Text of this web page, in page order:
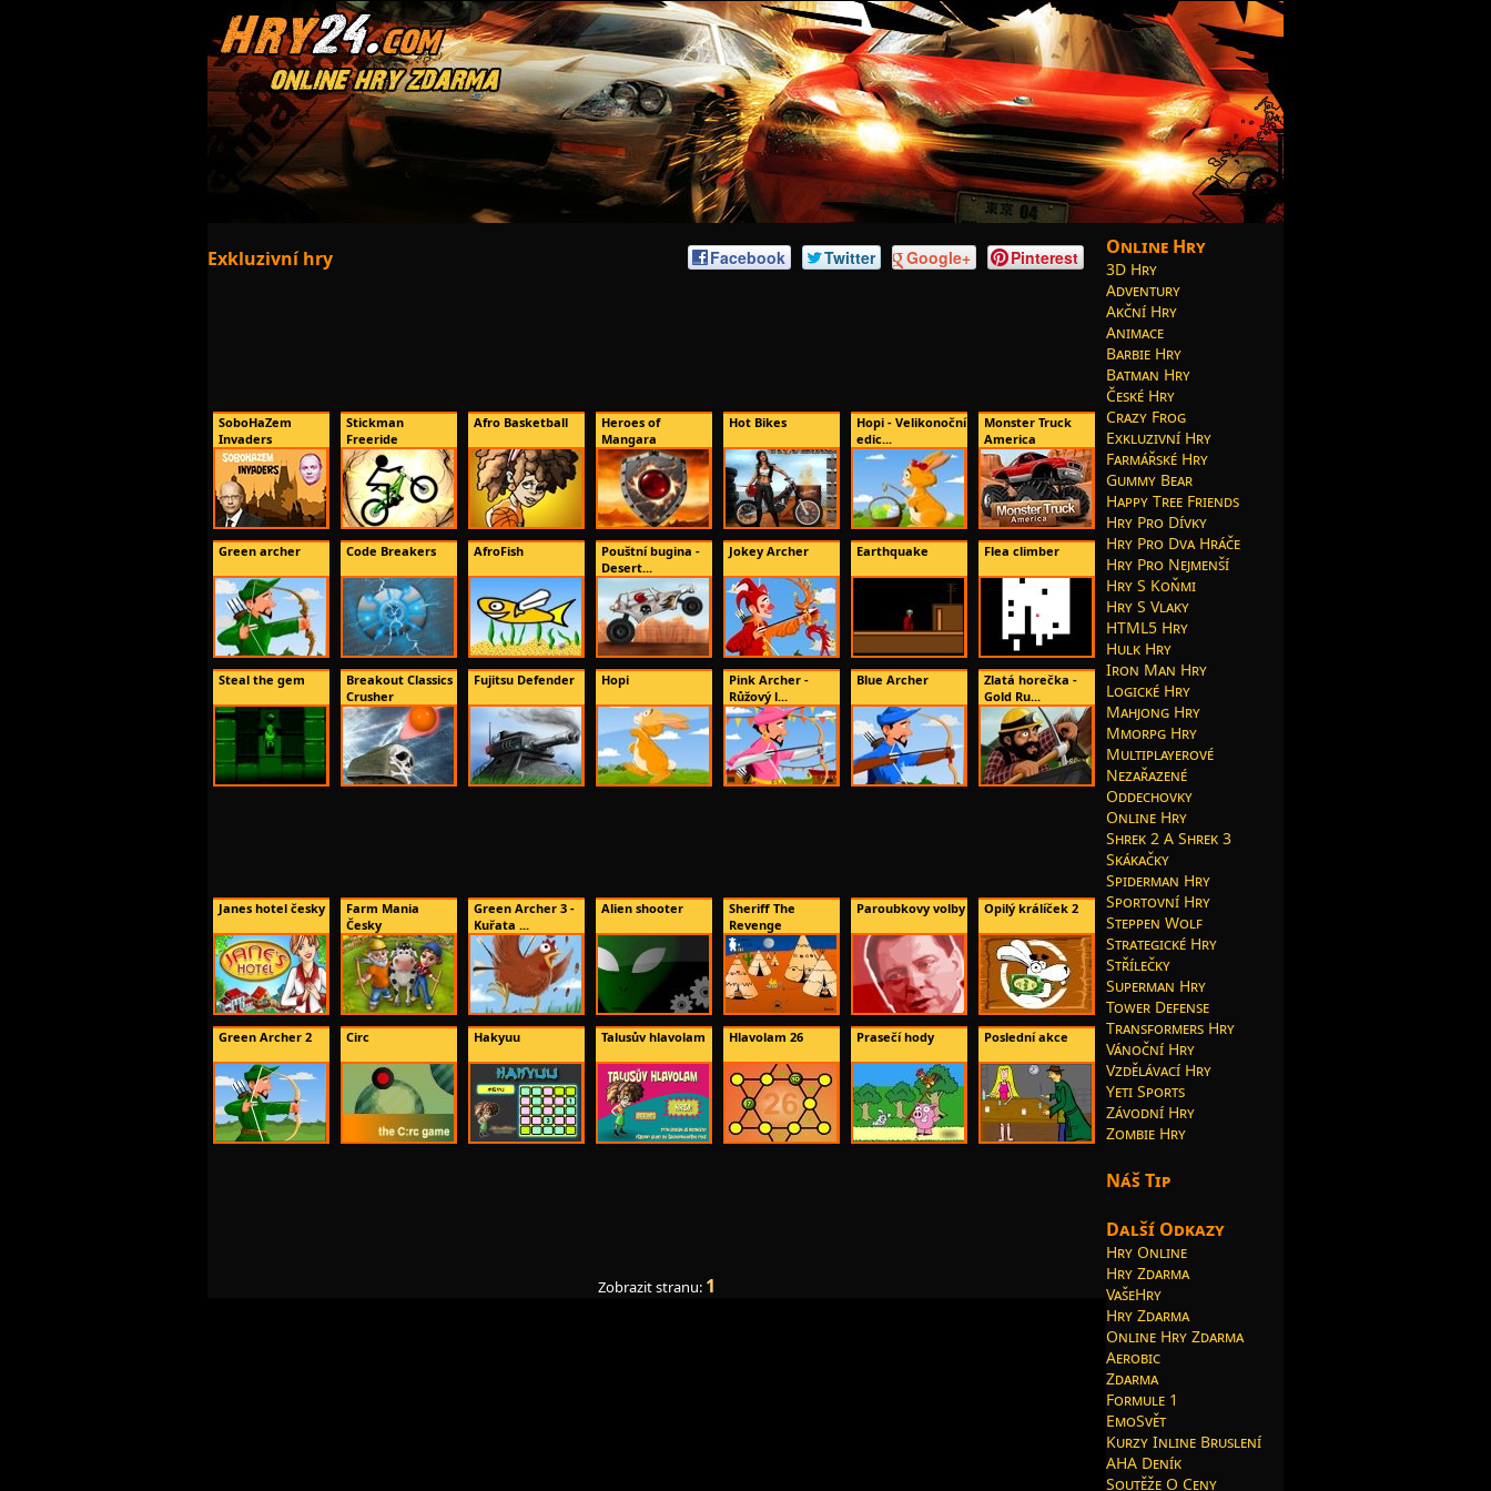
Facebook Twitter Google+ Pinterest
Exkluzivní hry
SoboHaZem
Invaders
Stickman
Freeride
Afro Basketball
Heroes of
Mangara
Hot Bikes
Hopi - Velikonoční
edic...
Monster Truck
America
Green archer Code Breakers AfroFish
Pouštní bugina -
Desert...
Jokey Archer Earthquake Flea climber
Steal the gem
Breakout Classics
Crusher
Fujitsu Defender Hopi
Pink Archer -
Růžový l...
Blue Archer
Zlatá horečka -
Gold Ru...
Janes hotel česky
Farm Mania
Česky
Green Archer 3 -
Kuřata ...
Alien shooter
Sheriff The
Revenge
Paroubkovy volby Opilý králíček 2
Green Archer 2 Circ Hakyuu Talusův hlavolam Hlavolam 26 Prasečí hody Poslední akce
Zobrazit stranu: 1
Online Hry
3D Hry
Adventury
Akční Hry
Animace
Barbie Hry
Batman Hry
České Hry
Crazy Frog
Exkluzivní Hry
Farmářské Hry
Gummy Bear
Happy Tree Friends
Hry Pro Dívky
Hry Pro Dva Hráče
Hry Pro Nejmenší
Hry S Koňmi
Hry S Vlaky
HTML5 Hry
Hulk Hry
Iron Man Hry
Logické Hry
Mahjong Hry
Mmorpg Hry
Multiplayerové
Nezařazené
Oddechovky
Online Hry
Shrek 2 A Shrek 3
Skákačky
Spiderman Hry
Sportovní Hry
Steppen Wolf
Strategické Hry
Střílečky
Superman Hry
Tower Defense
Transformers Hry
Vánoční Hry
Vzdělávací Hry
Yeti Sports
Závodní Hry
Zombie Hry
Náš Tip
Další Odkazy
Hry Online
Hry Zdarma
VašeHry
Hry Zdarma
Online Hry Zdarma
Aerobic
Zdarma
Formule 1
EmoSvět
Kurzy Inline Bruslení
AHA Deník
Soutěže O Ceny